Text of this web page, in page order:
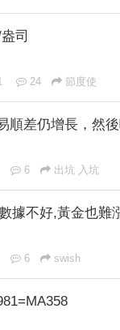
司
24 節度使
順差仍增長，然後
6 出坑 入坑
據不好,黃金也難
6 swish